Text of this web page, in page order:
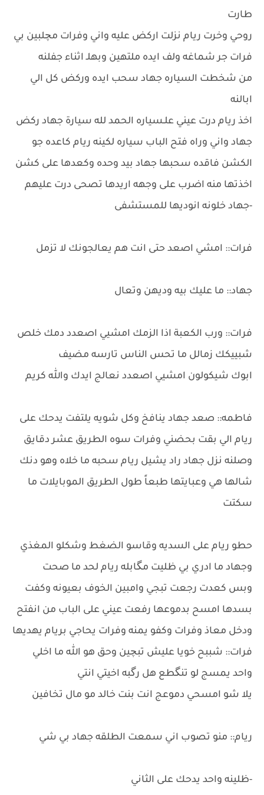
طارت
روحي وخرت ريام نزلت اركض عليه واني وفرات مچلبين بي
فرات جر شماغه ولف ايده ملتهين وبهلـ اثناء جفلنه
من شخطت السياره جهاد سحب ايده وركض كل الي
ابالنه
اخذ ريام درت عيني علـسياره الحمد لله سيارة جهاد ركض
جهاد واني وراه فتح الباب سياره لكينه ريام كاعده جو
الكشن فاقده سحبها جهاد بيد وحده وكعدها على كشن
اخذتها منه اضرب على وجهه اريدها تصحى درت عليهم
-جهاد خلونه انوديها للمستشفى
فرات:: امشي اصعد حتى انت هم يعالجونك لا تزمل
جهاد:: ما عليك بيه وديهن وتعال
فرات:: ورب الكعبة اذا الزمك امشيي اصعدد دمك خلص
شبييكك زمالل ما تحس الناس تارسه مضيف
ابوك شيكولون امشيي اصعدد نعالج ايدك والله كريم
فاطمه:: صعد جهاد ينافخ وكل شويه يلتفت يدحك على
ريام الي بقت بحضني وفرات سوه الطريق عشر دقايق
وصلنه نزل جهاد راد يشيل ريام سحبه ما خلاه وهو دنك
شالها هي وعبايتها طبعاً طول الطريق الموبايلات ما
سكتت
حطو ريام على السديه وقاسو الضغط وشكلو المغذي
وجهاد ما ادري بي ظليت مگابله ريام لحد ما صحت
وبس كعدت رجعت تبجي وامبين الخوف بعيونه وكفت
بسدها امسح بدموعها رفعت عيني على الباب من انفتح
ودخل معاذ وفرات وكفو يمنه وفرات يحاجي بريام يهديها
فرات:: شببح خويا عليش تبچين وحق هو الله ما اخلي
واحد يمسج لو تنگطع هل رگبه اخيتي انتي
يلا شو امسحي دموعج انت بنت خالد مو مال تخافين
ريام:: منو تصوب اني سمعت الطلقه جهاد بي شي
-ظلينه واحد يدحك على الثاني